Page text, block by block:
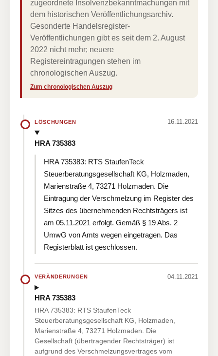
zugeordnete Insolvenzbekanntmachungen mit
dem historischen Veröffentlichungsarchiv.
Gesonderte Handelsregister-
Veröffentlichungen gibt es seit dem 2. August
2022 nicht mehr; neuere
Registereintragungen stehen im
chronologischen Auszug.
Zum chronologischen Auszug
LÖSCHUNGEN 16.11.2021
HRA 735383
HRA 735383: RTS StaufenTeck
Steuerberatungsgesellschaft KG, Holzmaden,
Marienstraße 4, 73271 Holzmaden. Die
Eintragung der Verschmelzung im Register des
Sitzes des übernehmenden Rechtsträgers ist
am 05.11.2021 erfolgt. Gemäß § 19 Abs. 2
UmwG von Amts wegen eingetragen. Das
Registerblatt ist geschlossen.
VERÄNDERUNGEN 04.11.2021
HRA 735383
HRA 735383: RTS StaufenTeck
Steuerberatungsgesellschaft KG, Holzmaden,
Marienstraße 4, 73271 Holzmaden. Die
Gesellschaft (übertragender Rechtsträger) ist
aufgrund des Verschmelzungsvertrages vom